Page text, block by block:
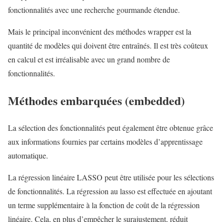
fonctionnalités avec une recherche gourmande étendue.
Mais le principal inconvénient des méthodes wrapper est la
quantité de modèles qui doivent être entraînés. Il est très coûteux
en calcul et est irréalisable avec un grand nombre de
fonctionnalités.
Méthodes embarquées (embedded)
La sélection des fonctionnalités peut également être obtenue grâce
aux informations fournies par certains modèles d’apprentissage
automatique.
La régression linéaire LASSO peut être utilisée pour les sélections
de fonctionnalités. La régression au lasso est effectuée en ajoutant
un terme supplémentaire à la fonction de coût de la régression
linéaire. Cela, en plus d’empêcher le surajustement, réduit